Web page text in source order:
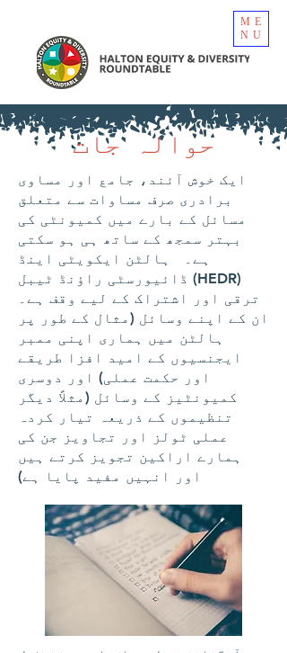
ME
NU
حوالہ جات
ایک خوش آئند، جامع اور مساوی
برادری صرف مساوات سے متعلق
مسائل کے بارے میں کمیونٹی کی
بہتر سمجھ کے ساتھ ہی ہو سکتی
ہے۔ ہالٹن ایکویٹی اینڈ
ڈائیورسٹی راؤنڈ ٹیبل (HEDR)
ترقی اور اشتراک کے لیے وقف ہے۔
ان کے اپنے وسائل (مثال کے طور پر
ہالٹن میں ہماری اپنی ممبر
ایجنسیوں کے امید افزا طریقے
اور حکمت عملی) اور دوسری
کمیونٹیز کے وسائل (مثلاً دیگر
تنظیموں کے ذریعہ تیار کردہ
عملی ٹولز اور تجاویز جن کی
ہمارے اراکین تجویز کرتے ہیں
اور انہیں مفید پایا ہے)